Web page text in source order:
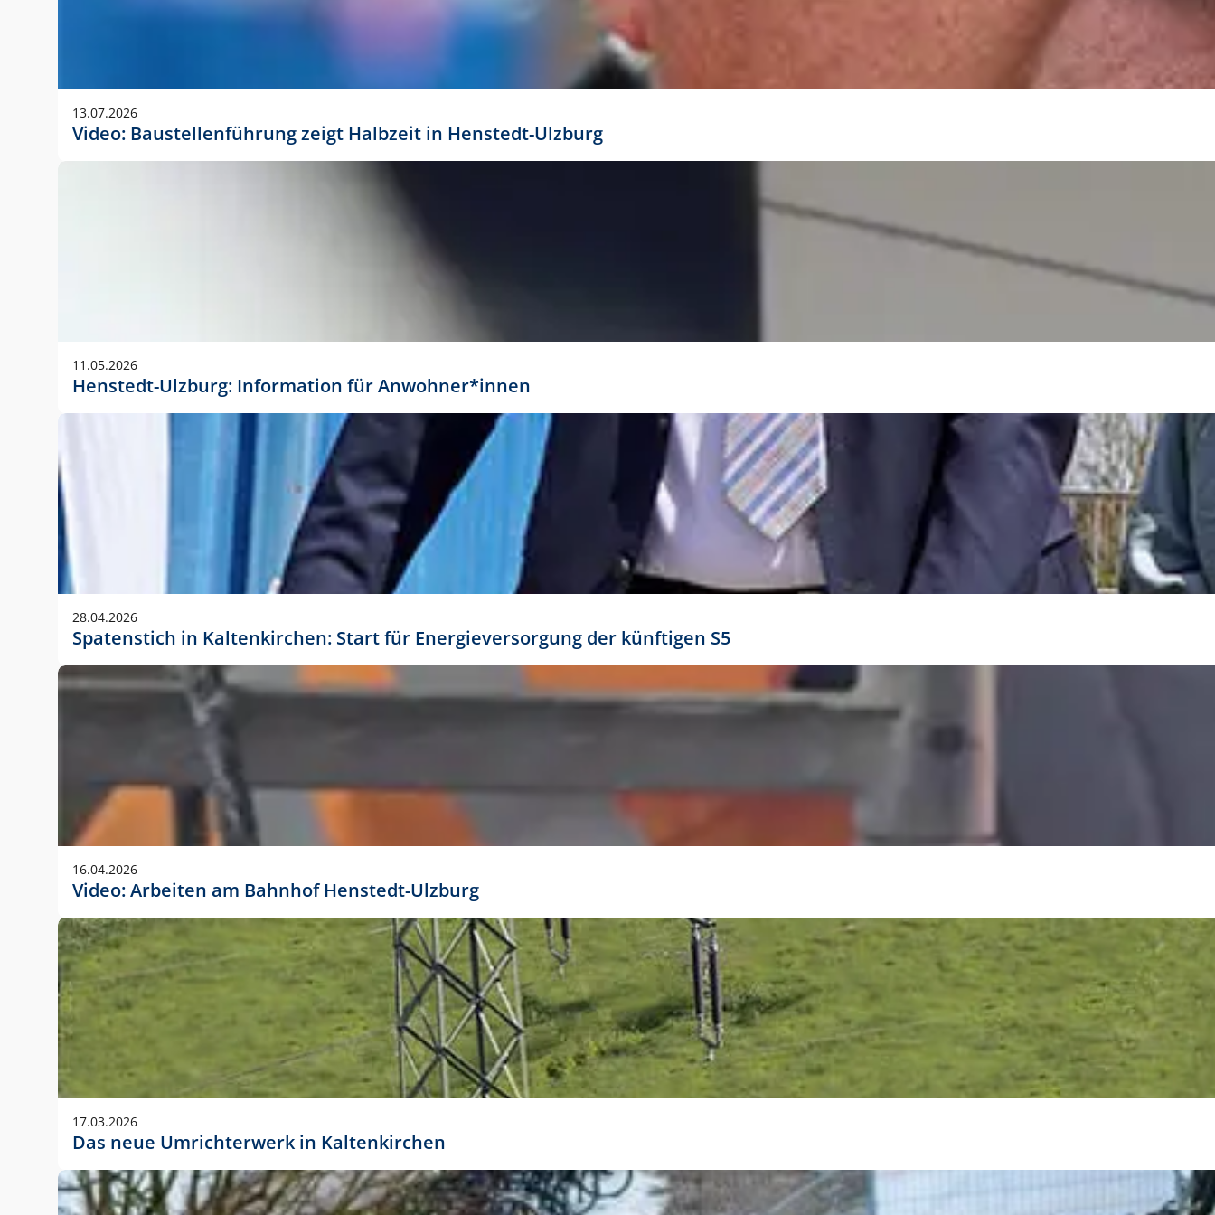
Anwendungsgröße im Layout:
Die Logohöhe beträgt 4 – 10 % der jeweiligen Formathöhe. Daraus ergeben sich für gängige Formate
folgende fest definierte Anwendungsgrößen im Layout:
DIN A3 – 15 mm hoch (5 %)
DIN A1 – 39 mm hoch (5 %)
DIN lang – 10 mm hoch (5 %)
1080 x 1080 px – 78 px hoch (7 %)
In Ausnahmefällen darf das Logo jedoch auch größer oder kleiner gesetzt werden. Dazu bedarf es jedoch
stets der vorherigen Absprache mit der Marketingabteilung.
13.07.2026
Video: Baustellenführung zeigt Halbzeit in Henstedt-Ulzburg
11.05.2026
Henstedt-Ulzburg: Information für Anwohner*innen
28.04.2026
Spatenstich in Kaltenkirchen: Start für Energieversorgung der künftigen S5
16.04.2026
Video: Arbeiten am Bahnhof Henstedt-Ulzburg
17.03.2026
Das neue Umrichterwerk in Kaltenkirchen